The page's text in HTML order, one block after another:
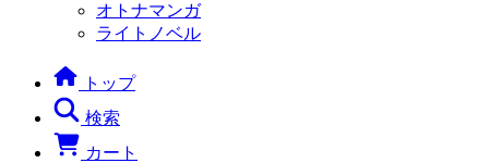
オトナマンガ
ライトノベル
トップ
検索
カート